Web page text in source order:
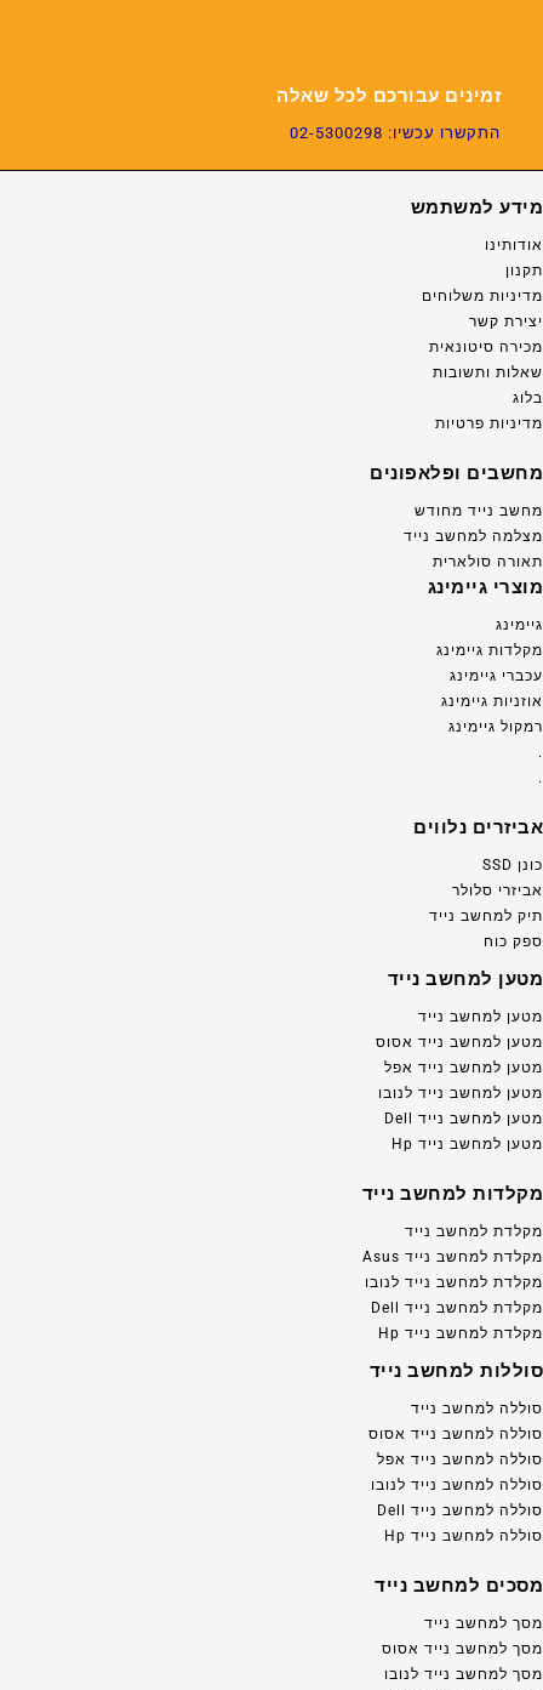
זמינים עבורכם לכל שאלה
התקשרו עכשיו: 02-5300298
מידע למשתמש
אודותינו
תקנון
מדיניות משלוחים
יצירת קשר
מכירה סיטונאית
שאלות ותשובות
בלוג
מדיניות פרטיות
מחשבים ופלאפונים
מחשב נייד מחודש
מצלמה למחשב נייד
תאורה סולארית
מוצרי גיימינג
גיימינג
מקלדות גיימינג
עכברי גיימינג
אוזניות גיימינג
רמקול גיימינג
.
.
אביזרים נלווים
כונן SSD
אביזרי סלולר
תיק למחשב נייד
ספק כוח
מטען למחשב נייד
מטען למחשב נייד
מטען למחשב נייד אסוס
מטען למחשב נייד אפל
מטען למחשב נייד לנובו
מטען למחשב נייד Dell
מטען למחשב נייד Hp
מקלדות למחשב נייד
מקלדת למחשב נייד
מקלדת למחשב נייד Asus
מקלדת למחשב נייד לנובו
מקלדת למחשב נייד Dell
מקלדת למחשב נייד Hp
סוללות למחשב נייד
סוללה למחשב נייד
סוללה למחשב נייד אסוס
סוללה למחשב נייד אפל
סוללה למחשב נייד לנובו
סוללה למחשב נייד Dell
סוללה למחשב נייד Hp
מסכים למחשב נייד
מסך למחשב נייד
מסך למחשב נייד אסוס
מסך למחשב נייד לנובו